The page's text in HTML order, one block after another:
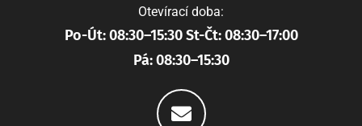
Otevírací doba:
Po-Út: 08:30–15:30 St-Čt: 08:30–17:00
Pá: 08:30–15:30